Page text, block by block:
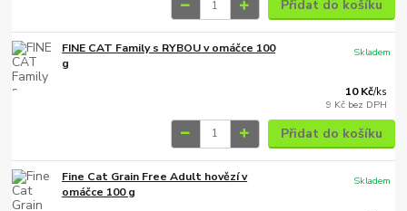
Přidat do košíku
FINE CAT Family s RYBOU v omáčce 100
g
10 Kč/ks
9 Kč bez DPH
Skladem
Přidat do košíku
Fine Cat Grain Free Adult hovězí v
omáčce 100 g
Skladem